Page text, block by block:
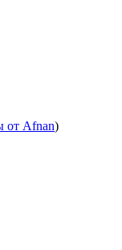
от Afnan)